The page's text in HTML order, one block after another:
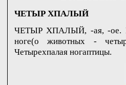
ЧЕТЫР ХПАЛЫЙ
ЧЕТЫР ХПАЛЫЙ, -ая, -ое.
ноге(о животных -
Четырехпалая ногаптицы.